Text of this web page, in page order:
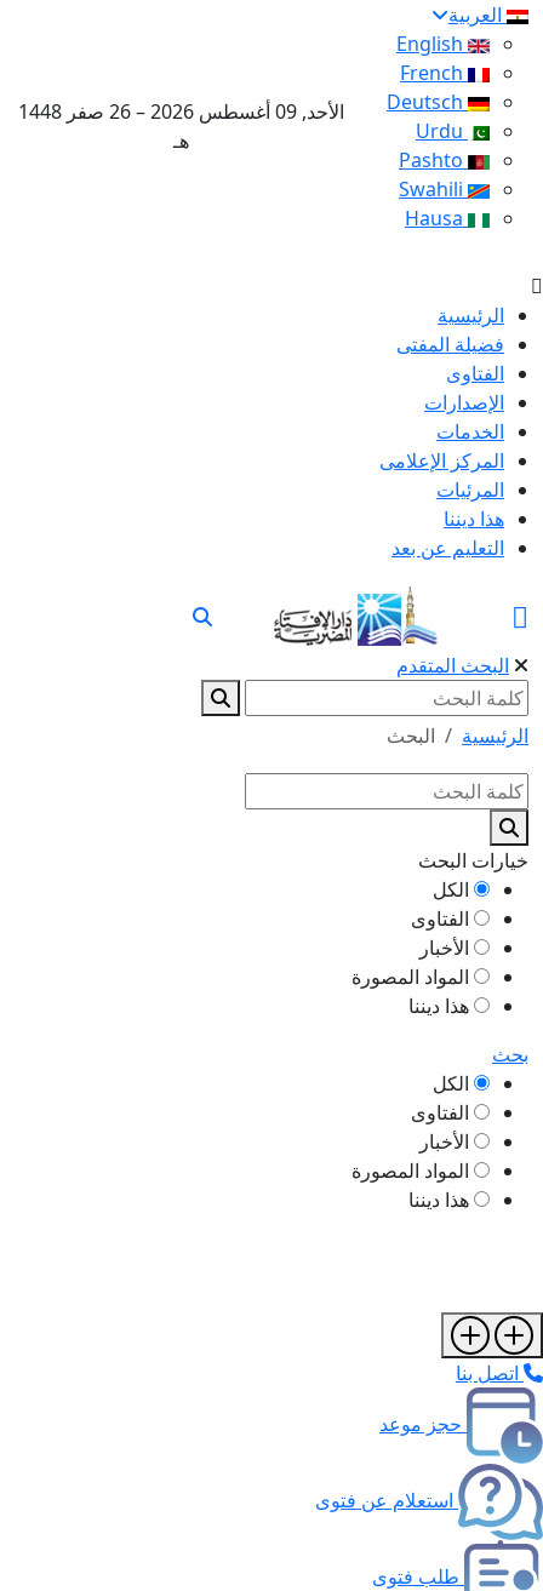
العربية
الأحد, 09 أغسطس 2026 – 26 صفر 1448
هـ
الرئيسية
فضيلة المفتى
الفتاوى
الإصدارات
الخدمات
المركز الإعلامى
المرئيات
هذا ديننا
التعليم عن بعد
البحث المتقدم
الرئيسية البحث
خيارات البحث
الكل
الفتاوى
الأخبار
المواد المصورة
هذا ديننا
بحث
الكل
الفتاوى
الأخبار
المواد المصورة
هذا ديننا
اتصل بنا
حجز موعد
استعلام عن فتوى
طلب فتوى